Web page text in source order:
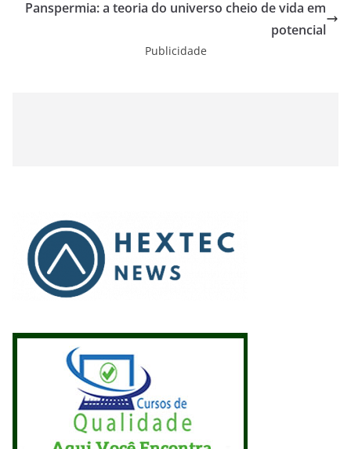
Panspermia: a teoria do universo cheio de vida em
potencial
Publicidade